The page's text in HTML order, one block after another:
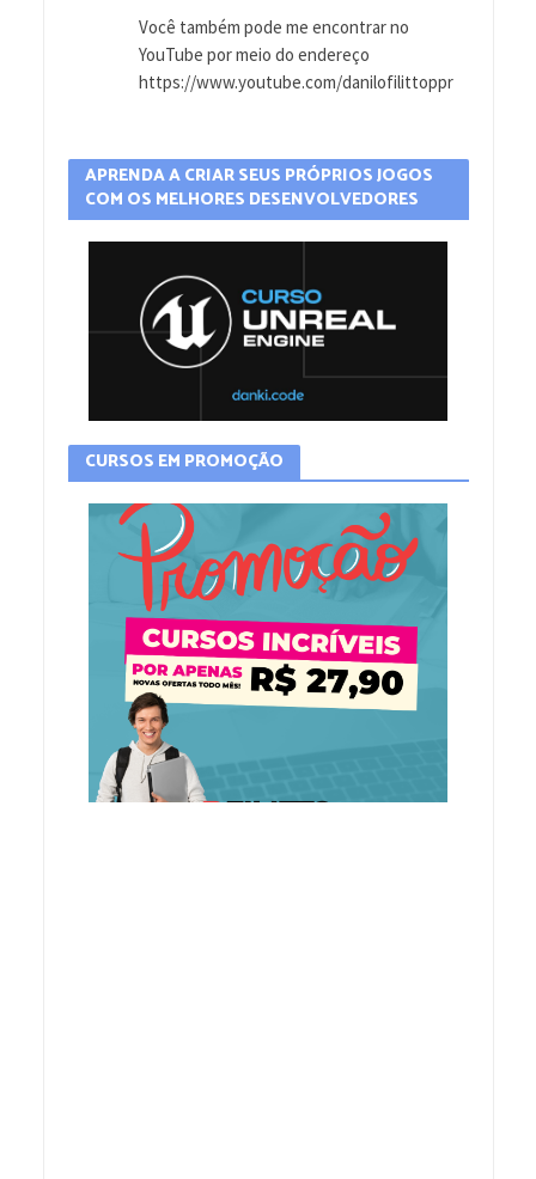
Você também pode me encontrar no
YouTube por meio do endereço
https://www.youtube.com/danilofilittoppr
APRENDA A CRIAR SEUS PRÓPRIOS JOGOS
COM OS MELHORES DESENVOLVEDORES
CURSOS EM PROMOÇÃO